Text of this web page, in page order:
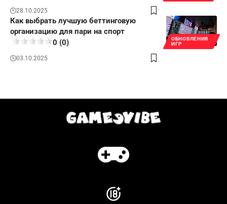
28.10.2025
ОБНОВЛЕНИЯ
ИГР
Как выбрать лучшую беттинговую
организацию для пари на спорт
0 (0)
03.10.2025